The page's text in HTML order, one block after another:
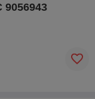
9056943